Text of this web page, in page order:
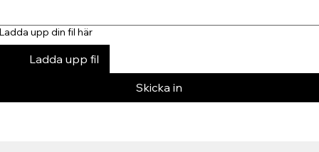
upp din fil här
Ladda upp fil
Skicka in